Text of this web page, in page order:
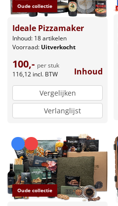
Oude collectie
Ideale Pizzamaker
Inhoud: 18 artikelen
Voorraad: Uitverkocht
100,- per stuk
116,12 incl. BTW Inhoud
Vergelijken
Verlanglijst
Oude collectie